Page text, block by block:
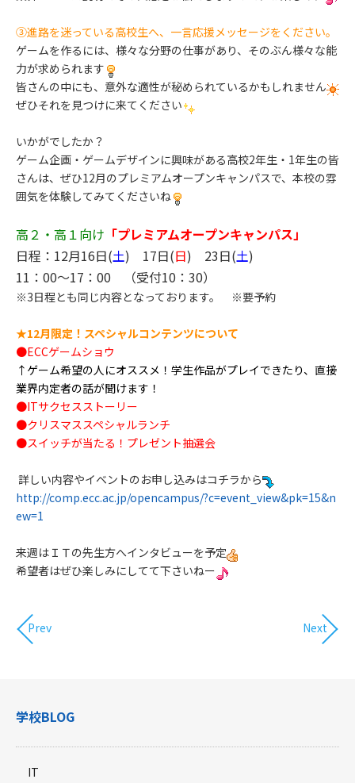
③進路を迷っている高校生へ、一言応援メッセージをください。
ゲームを作るには、様々な分野の仕事があり、そのぶん様々な能
力が求められます
皆さんの中にも、意外な適性が秘められているかもしれません
ぜひそれを見つけに来てください
いかがでしたか？
ゲーム企画・ゲームデザインに興味がある高校2年生・1年生の皆
さんは、ぜひ12月のプレミアムオープンキャンパスで、本校の雰
囲気を体験してみてくださいね
高２・高１向け 「プレミアムオープンキャンパス」
日程：12月16日(土) 17日(日) 23日(土)
11：00～17：00 （受付10：30）
※3日程とも同じ内容となっております。 ※要予約
★12月限定！スペシャルコンテンツについて
●ECCゲームショウ
↑ゲーム希望の人にオススメ！学生作品がプレイできたり、直接
業界内定者の話が聞けます！
●ITサクセスストーリー
●クリスマススペシャルランチ
●スイッチが当たる！プレゼント抽選会
詳しい内容やイベントのお申し込みはコチラから
http://comp.ecc.ac.jp/opencampus/?c=event_view&pk=15&n
ew=1
来週はＩＴの先生方へインタビューを予定
希望者はぜひ楽しみにしてて下さいねー
Prev Next
学校BLOG
IT